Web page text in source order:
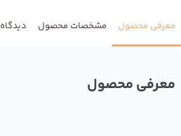
معرفی محصول مشخصات محصول دیدگاه
معرفی محصول